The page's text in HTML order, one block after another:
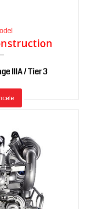
IIIA / Tier 3